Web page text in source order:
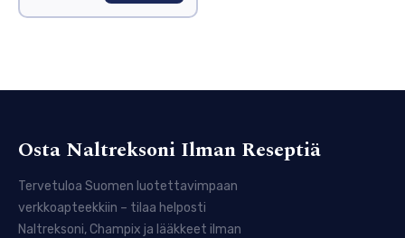
Osta Naltreksoni Ilman Reseptiä
Tervetuloa Suomen luotettavimpaan
verkkoapteekkiin – tilaa helposti
Naltreksoni, Champix ja lääkkeet ilman